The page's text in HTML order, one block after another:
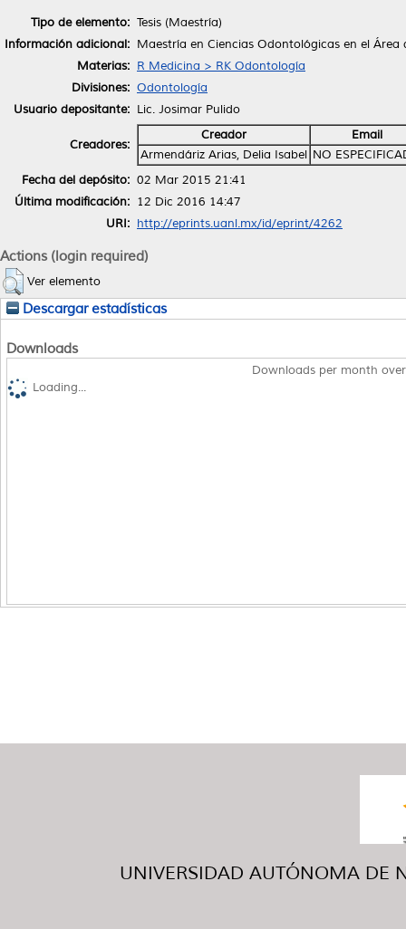
Tipo de elemento: Tesis (Maestría)
Información adicional: Maestría en Ciencias Odontológicas en el
Materias: R Medicina > RK Odontología
Divisiones: Odontología
Usuario depositante: Lic. Josimar Pulido
Creadores:
Creador
Email
Armendáriz Arias, Delia Isabel NO
Fecha del depósito: 02 Mar 2015 21:41
Última modificación: 12 Dic 2016 14:47
URI: http://eprints.uanl.mx/id/eprint/4262
Actions (login required)
Ver elemento
Descargar estadísticas
Downloads
Downloads per month
Loading...
UNIVERSIDAD AUTÓNOMA DE